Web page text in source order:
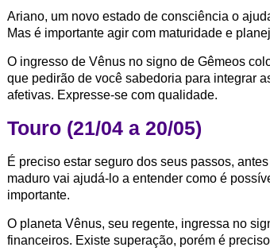
Ariano, um novo estado de consciência o
Mas é importante agir com maturidade e
O ingresso de Vênus no signo de Gêmeos
que pedirão de você sabedoria para integrar
afetivas. Expresse-se com qualidade.
Touro (21/04 a 20/05)
É preciso estar seguro dos seus passos,
maduro vai ajudá-lo a entender como é
importante.
O planeta Vênus, seu regente, ingressa no
financeiros. Existe superação, porém é